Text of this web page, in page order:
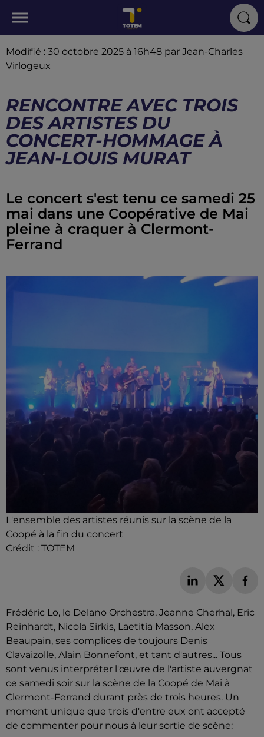
Modifié : 30 octobre 2025 à 16h48 par Jean-Charles
Virlogeux
RENCONTRE AVEC TROIS
DES ARTISTES DU
CONCERT-HOMMAGE À
JEAN-LOUIS MURAT
Le concert s'est tenu ce samedi 25
mai dans une Coopérative de Mai
pleine à craquer à Clermont-
Ferrand
L'ensemble des artistes réunis sur la scène de la
Coopé à la fin du concert
Crédit : TOTEM
Frédéric Lo, le Delano Orchestra, Jeanne Cherhal, Eric
Reinhardt, Nicola Sirkis, Laetitia Masson, Alex
Beaupain, ses complices de toujours Denis
Clavaizolle, Alain Bonnefont, et tant d'autres... Tous
sont venus interpréter l'œuvre de l'artiste auvergnat
ce samedi soir sur la scène de la Coopé de Mai à
Clermont-Ferrand durant près de trois heures. Un
moment unique que trois d'entre eux ont accepté
de commenter pour nous à leur sortie de scène: